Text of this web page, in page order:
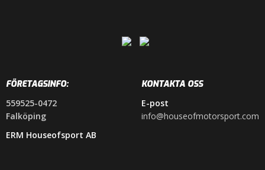
FÖRETAGSINFO:
559525-0472
Falköping
ERM Houseofsport AB
KONTAKTA OSS
E-post
info@houseofmotorsport.com